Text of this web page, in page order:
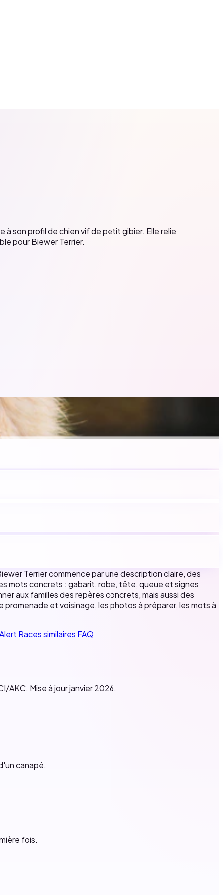
son profil de chien vif de petit gibier. Elle relie
pour Biewer Terrier.
Terrier commence par une description claire, des
mots concrets : gabarit, robe, tête, queue et signes
aux familles des repères concrets, mais aussi des
et voisinage, les photos à préparer, les mots à
Races similaires FAQ
AKC. Mise à jour janvier 2026.
canapé.
fois.